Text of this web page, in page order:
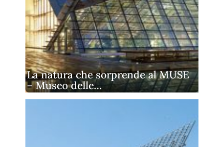
La natura che sorprende al MUSE
– Museo delle…